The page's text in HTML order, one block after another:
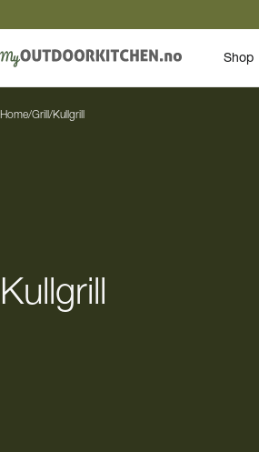
Shop
Home/Grill /Kullgrill
Kullgrill